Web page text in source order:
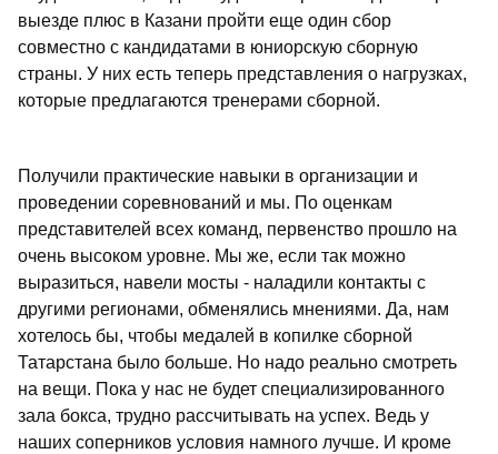
выезде плюс в Казани пройти еще один сбор
совместно с кандидатами в юниорскую сборную
страны. У них есть теперь представления о нагрузках,
которые предлагаются тренерами сборной.
Получили практические навыки в организации и
проведении соревнований и мы. По оценкам
представителей всех команд, первенство прошло на
очень высоком уровне. Мы же, если так можно
выразиться, навели мосты - наладили контакты с
другими регионами, обменялись мнениями. Да, нам
хотелось бы, чтобы медалей в копилке сборной
Татарстана было больше. Но надо реально смотреть
на вещи. Пока у нас не будет специализированного
зала бокса, трудно рассчитывать на успех. Ведь у
наших соперников условия намного лучше. И кроме